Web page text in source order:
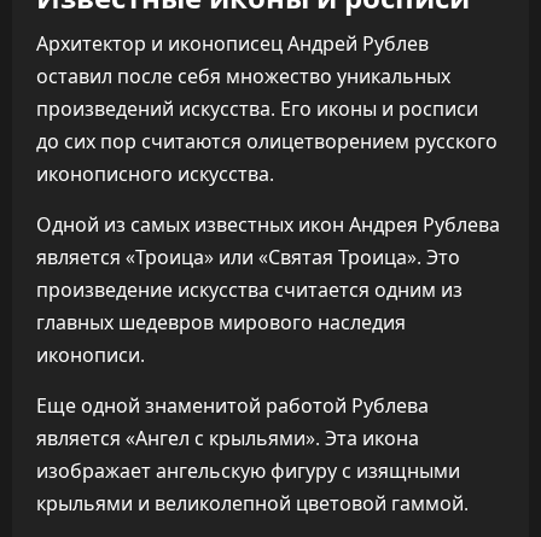
Архитектор и иконописец Андрей Рублев
оставил после себя множество уникальных
произведений искусства. Его иконы и росписи
до сих пор считаются олицетворением русского
иконописного искусства.
Одной из самых известных икон Андрея Рублева
является «Троица» или «Святая Троица». Это
произведение искусства считается одним из
главных шедевров мирового наследия
иконописи.
Еще одной знаменитой работой Рублева
является «Ангел с крыльями». Эта икона
изображает ангельскую фигуру с изящными
крыльями и великолепной цветовой гаммой.